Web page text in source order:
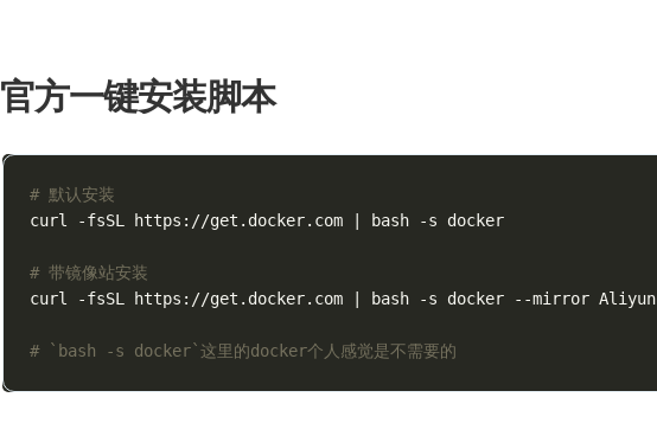
官方一键安装脚本
# 默认安装
curl -fsSL https://get.docker.com
bash -s docker
# 带镜像站安装
curl -fsSL https://get.docker.com
bash -s docker --mirror Aliyun
# `bash -s docker`这里的docker个人感觉是不需要的